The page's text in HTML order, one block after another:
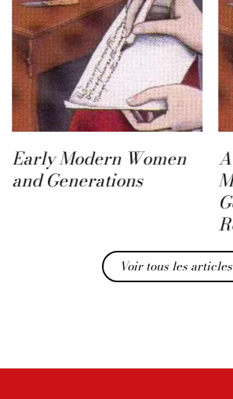
Early Modern Women
and Generations
Voir tous les articles